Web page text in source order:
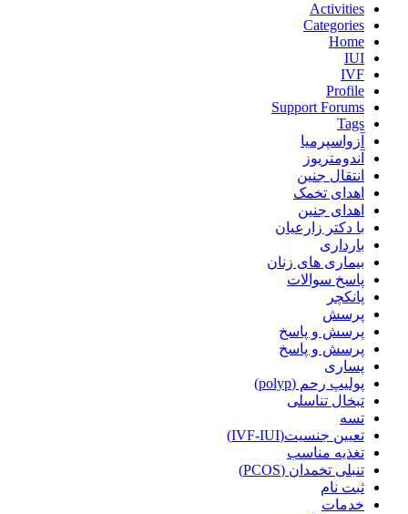
Activities
Categories
Home
IUI
IVF
Profile
Support Forums
Tags
آزواسپرمیا
آندومتریوز
انتقال جنین
اهدای تخمک
اهدای جنین
با دکتر زارعیان
بارداری
بیماری های زنان
پاسخ سوالات
پانکچر
پرسش
پرسش و پاسخ
پرسش و پاسخ
پساری
پولیپ رحم (polyp)
تبخال تناسلی
تسه
تعیین جنسیت(IVF-IUI)
تغذیه مناسب
تنبلی تخمدان (PCOS)
ثبت نام
خدمات